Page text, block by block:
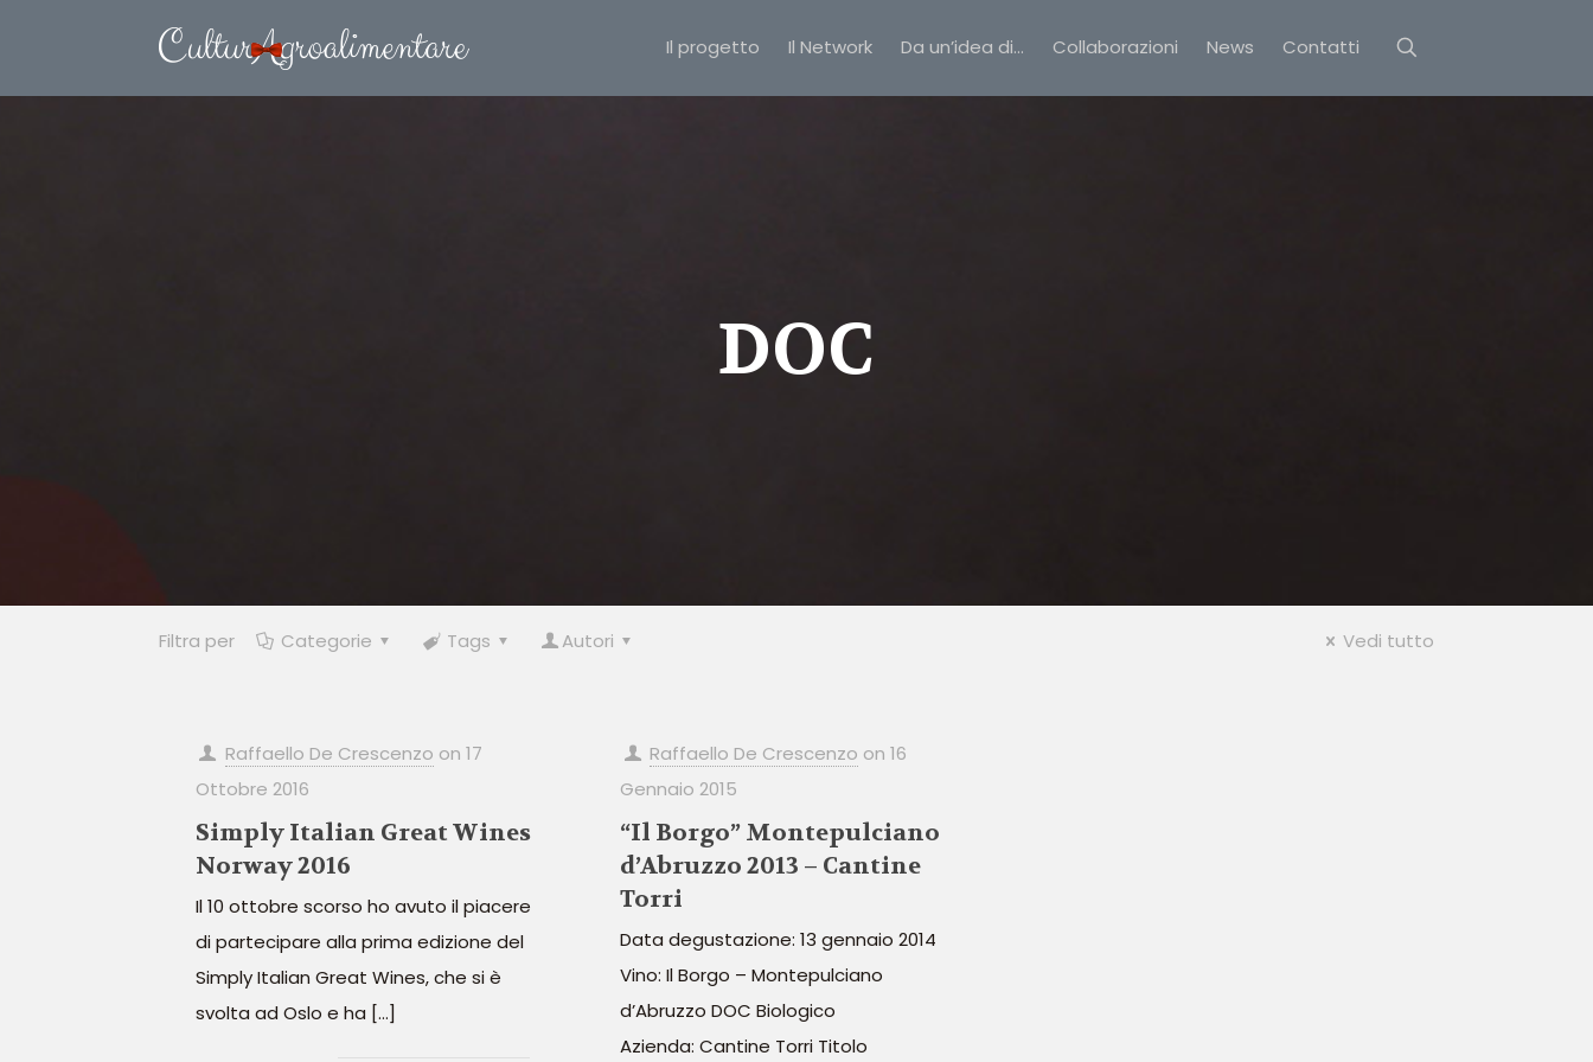
Il progetto Il Network Da un’idea di… Collaborazioni News Contatti
DOC
Filtra per Categorie Tags Autori Vedi tutto
Raffaello De Crescenzo on 17
Ottobre 2016
Simply Italian Great Wines
Norway 2016
Il 10 ottobre scorso ho avuto il piacere
di partecipare alla prima edizione del
Simply Italian Great Wines, che si è
svolta ad Oslo e ha […]
Raffaello De Crescenzo on16
Gennaio 2015
“Il Borgo” Montepulciano
d’Abruzzo 2013 – Cantine
Torri
Data degustazione: 13 gennaio 2014
Vino: Il Borgo – Montepulciano
d’Abruzzo DOC Biologico
Azienda: Cantine Torri Titolo